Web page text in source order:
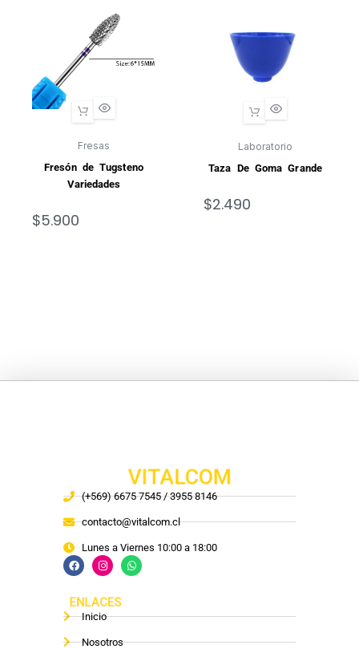
Fresas
Fresón de Tugsteno
Variedades
$5.900
Laboratorio
Taza De Goma Grande
$2.490
VITALCOM
(+569) 6675 7545 / 3955 8146
contacto@vitalcom.cl
Lunes a Viernes 10:00 a 18:00
ENLACES
Inicio
Nosotros